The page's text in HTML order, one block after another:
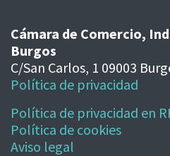
Cámara de Comercio,
Burgos
C/San Carlos, 1 09003
Política de privacidad
Política de privacidad en
Política de cookies
Aviso legal